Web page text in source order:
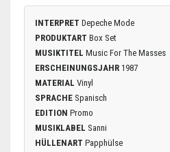
INTERPRET Depeche Mode
PRODUKTART Box Set
MUSIKTITEL Music For The Masses
ERSCHEINUNGSJAHR 1987
MATERIAL Vinyl
SPRACHE Spanisch
EDITION Promo
MUSIKLABEL Sanni
HÜLLENART Papphülse